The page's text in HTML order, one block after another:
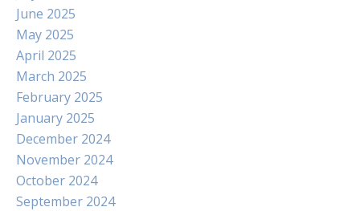
June 2025
May 2025
April 2025
March 2025
February 2025
January 2025
December 2024
November 2024
October 2024
September 2024